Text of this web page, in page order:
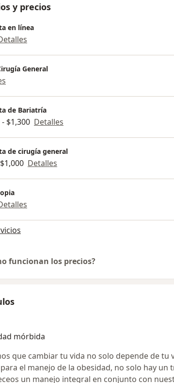
y precios
en línea
General
de Bariatría
$1,300 Detalles
de cirugía general
Detalles
funcionan los precios?
mórbida
que cambiar tu vida no solo depende de tu
el manejo de la obesidad, no solo hay un
un manejo integral en conjunto con